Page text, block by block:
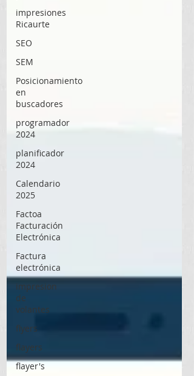
impresiones
Ricaurte
SEO
SEM
Posicionamiento
en
buscadores
programador
2024
planificador
2024
Calendario
2025
Factoa
Facturación
Electrónica
Factura
electrónica
impresion
de
volantes
flyers
flayers
flayer's